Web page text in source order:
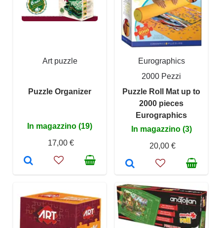
Art puzzle
Puzzle Organizer
In magazzino (19)
17,00 €
Eurographics
2000 Pezzi
Puzzle Roll Mat up to
2000 pieces
Eurographics
In magazzino (3)
20,00 €